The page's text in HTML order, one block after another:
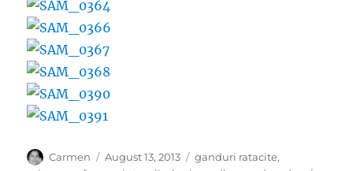
Author
Carmen
Posted
August 13, 2013 Categories
ganduri ratacite,